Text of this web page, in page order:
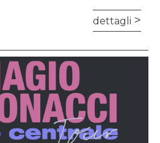
dettagli